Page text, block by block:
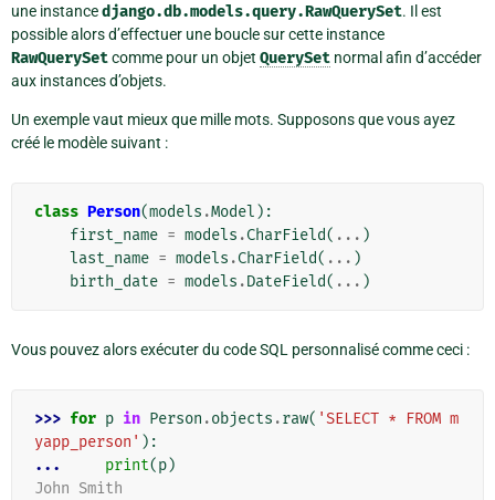
une instancedjango.db.models.query.RawQuerySet. Il est
possible alors d’effectuer une boucle sur cette instance
RawQuerySetcomme pour un objet QuerySet normal afin d’accéder
aux instances d’objets.
Un exemple vaut mieux que mille mots. Supposons que vous ayez
créé le modèle suivant :
class Person(models .Model ):
first_name = models .CharField( ... )
last_name = models .CharField( ... )
birth_date = models .DateField( ... )
Vous pouvez alors exécuter du code SQL personnalisé comme ceci :
>>> for p in Person .objects .raw( 'SELECT * FROM m
yapp_person' ):
...
print(p)
John Smith